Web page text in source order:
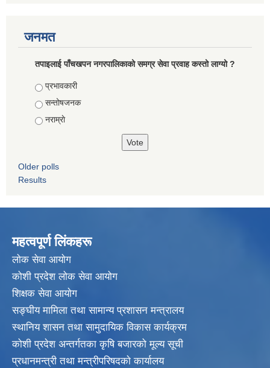
जनमत
तपाइलाई पाँचखपन नगरपालिकाको समग्र सेवा प्रवाह कस्तो लाग्यो ?
Choices
प्रभावकारी
सन्तोषजनक
नराम्राे
Older polls
Results
महत्वपूर्ण लिंकहरू
लाेक सेवा आयाेग
कोशी प्रदेश लोक सेवा आयोग
शिक्षक सेवा आयाेग
सङ्‍घीय मामिला तथा सामान्य प्रशासन मन्त्रालय
स्थानिय शासन तथा सामुदायिक विकास कार्यक्रम
कोशी प्रदेश अन्तर्गतका कृषि बजारको मूल्य सूची
प्रधानमन्त्री तथा मन्त्रीपरिषदकाे कार्यालय